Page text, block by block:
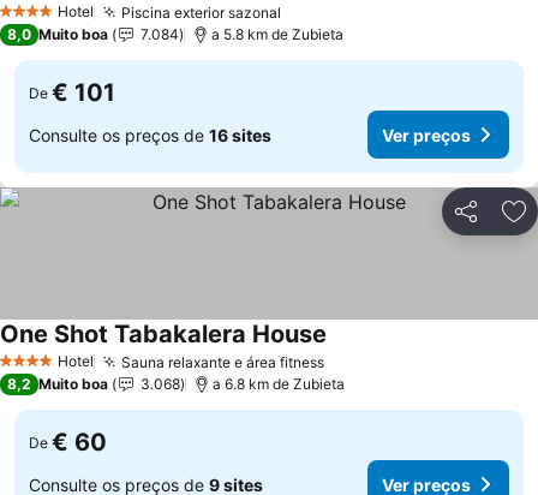
4 EstrelasHotel Piscina exterior sazonal
8,0 Muito boa 7.084 a 5.8 km de Zubieta
De € 101
Consulte os preços de 16 sites Ver preços
Partilhar
4 EstrelasHotel Sauna relaxante e área fitness
One Shot Tabakalera House
8,2 Muito boa 3.068 a 6.8 km de Zubieta
De € 60
Consulte os preços de 9 sites Ver preços